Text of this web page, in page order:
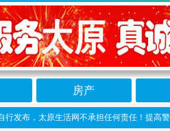
房产
布，太原生活网不承担任何责任！提高警